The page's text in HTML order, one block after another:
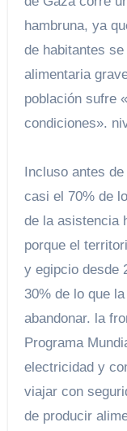
hambruna, ya
de habitantes
alimentaria
población sufre
condiciones».
Incluso antes
casi el 70% de
de la asistencia
porque el
y egipcio desde
30% de lo que
abandonar. la
Programa
electricidad y
viajar con
de producir